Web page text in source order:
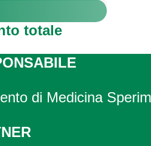
totale
di Medicina